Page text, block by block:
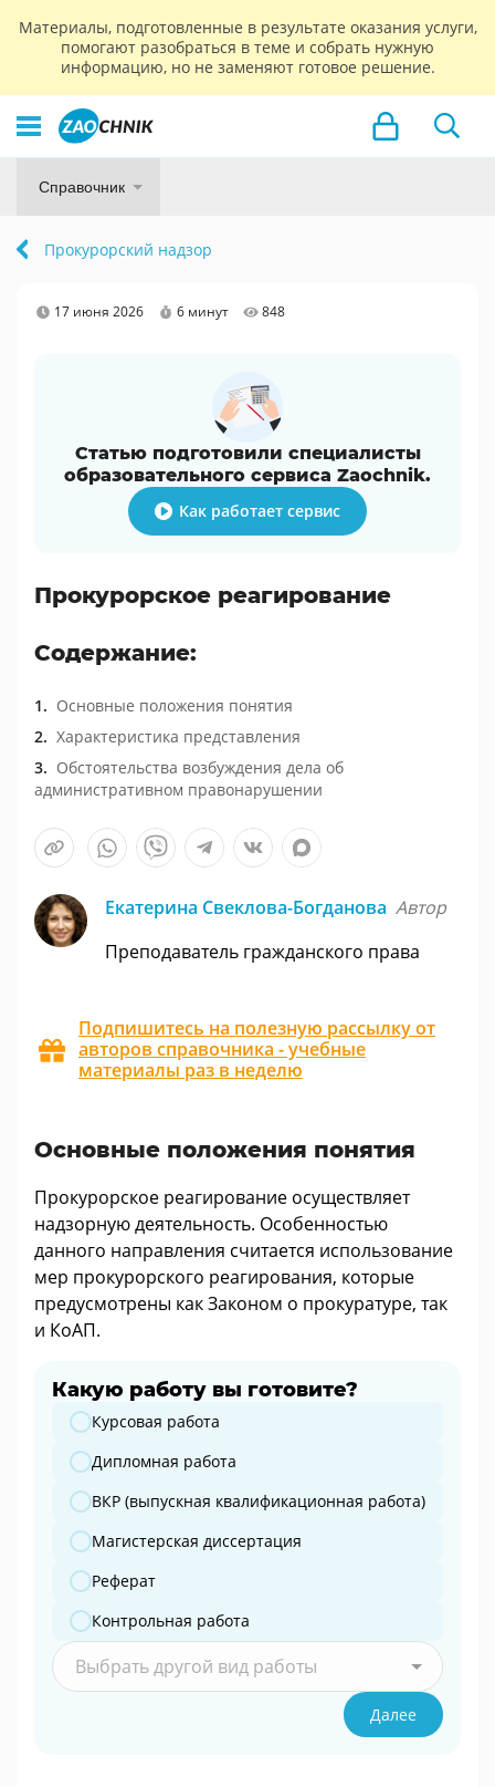
Материалы, подготовленные в результате оказания услуги,
помогают разобраться в теме и собрать нужную
информацию, но не заменяют готовое решение.
Справочник
Прокурорский надзор
17 июня 2026 6 минут 848
Статью подготовили специалисты
образовательного сервиса Zaochnik.
Как работает сервис
Прокурорское реагирование
Содержание:
Основные положения понятия
Характеристика представления
Обстоятельства возбуждения дела об
административном правонарушении
Екатерина Свеклова-Богданова Автор
Преподаватель гражданского права
Подпишитесь на полезную рассылку от
авторов справочника - учебные
материалы раз в неделю
Основные положения понятия
Прокурорское реагирование осуществляет
надзорную деятельность. Особенностью
данного направления считается использование
мер прокурорского реагирования, которые
предусмотрены как Законом о прокуратуре, так
и КоАП.
Какую работу вы готовите?
Какую работу вы готовите?
Курсовая работа
Дипломная работа
ВКР (выпускная квалификационная работа)
Магистерская диссертация
Реферат
Контрольная работа
Выбрать другой вид работы
Далее